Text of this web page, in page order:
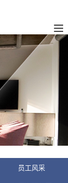
员工风采